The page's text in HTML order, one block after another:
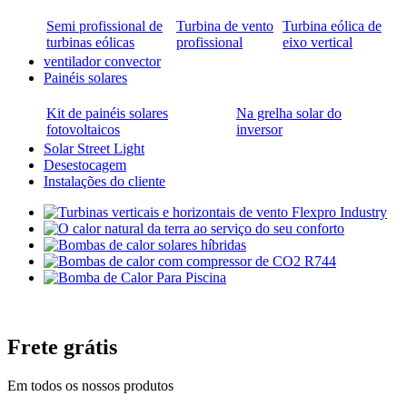
Semi profissional de
turbinas eólicas
Turbina de vento
profissional
Turbina eólica de
eixo vertical
ventilador convector
Painéis solares
Kit de painéis solares
fotovoltaicos
Na grelha solar do
inversor
Solar Street Light
Desestocagem
Instalações do cliente
Frete grátis
Em todos os nossos produtos